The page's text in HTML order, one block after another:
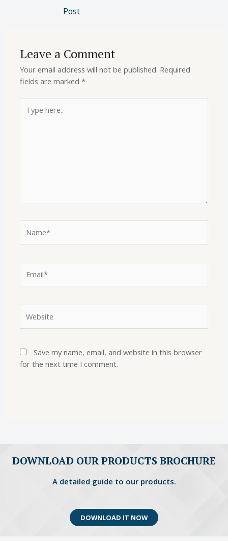
Post
Leave a Comment
Your email address will not be published. Required
fields are marked*
Save my name, email, and website in this browser
for the next time I comment.
DOWNLOAD OUR PRODUCTS BROCHURE
A detailed guide to our products.
DOWNLOAD IT NOW